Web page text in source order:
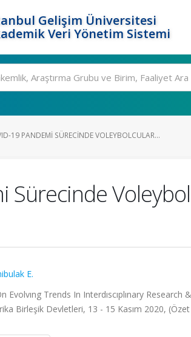
Gelişim Üniversitesi
Veri Yönetim Sistemi
19 PANDEMI SÜRECINDE VOLEYBOLCULAR...
Sürecinde
E.
Trends In Interdıscıplınary Research
Birleşik Devletleri, 13 - 15 Kasım 2020,